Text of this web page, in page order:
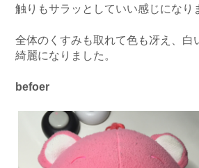
触りもサラッとしていい感じになり
全体のくすみも取れて色も冴え、白
綺麗になりました。
befoer